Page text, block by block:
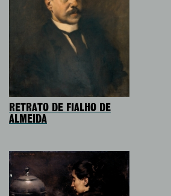
RETRATO DE FIALHO DE
ALMEIDA